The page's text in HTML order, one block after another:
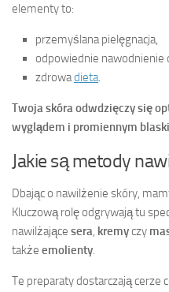
elementy to:
przemyślana pielęgnacja,
odpowiednie nawodnienie
zdrowadieta.
Twoja skóra odwdzięczy się
wyglądem i promiennym
Jakie są metody
Dbając o nawilżenie skóry,
Kluczową rolę odgrywają tu
nawilżające sera, kremyczy
także emolienty.
Te preparaty dostarczają cerze